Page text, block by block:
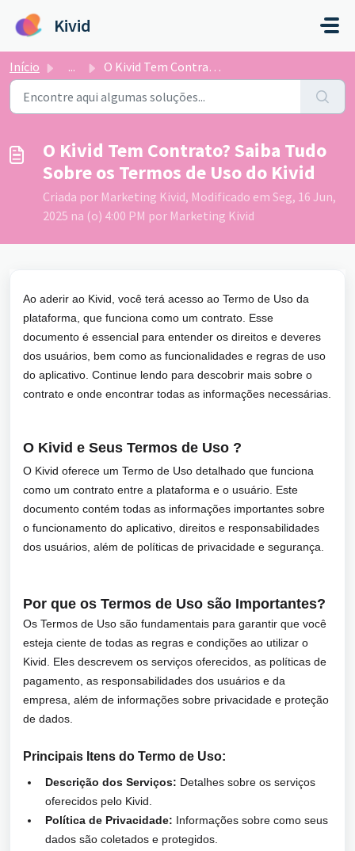
Kivid
Início ... O Kivid Tem Contrato? Saiba Tudo Sobre os Termos de Uso d...
O Kivid Tem Contrato? Saiba Tudo
Sobre os Termos de Uso do Kivid
Criada por Marketing Kivid, Modificado em Seg, 16 Jun,
2025 na (o) 4:00 PM por Marketing Kivid
Ao aderir ao Kivid, você terá acesso ao Termo de Uso da
plataforma, que funciona como um contrato. Esse
documento é essencial para entender os direitos e deveres
dos usuários, bem como as funcionalidades e regras de uso
do aplicativo. Continue lendo para descobrir mais sobre o
contrato e onde encontrar todas as informações necessárias.
O Kivid e Seus Termos de Uso ?
O Kivid oferece um Termo de Uso detalhado que funciona
como um contrato entre a plataforma e o usuário. Este
documento contém todas as informações importantes sobre
o funcionamento do aplicativo, direitos e responsabilidades
dos usuários, além de políticas de privacidade e segurança.
Por que os Termos de Uso são Importantes?
Os Termos de Uso são fundamentais para garantir que você
esteja ciente de todas as regras e condições ao utilizar o
Kivid. Eles descrevem os serviços oferecidos, as políticas de
pagamento, as responsabilidades dos usuários e da
empresa, além de informações sobre privacidade e proteção
de dados.
Principais Itens do Termo de Uso:
Descrição dos Serviços: Detalhes sobre os serviços
oferecidos pelo Kivid.
Política de Privacidade: Informações sobre como seus
dados são coletados e protegidos.